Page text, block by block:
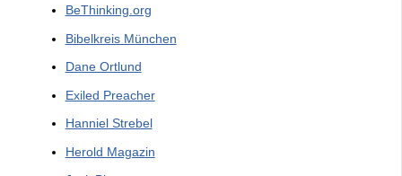
BeThinking.org
Bibelkreis München
Dane Ortlund
Exiled Preacher
Hanniel Strebel
Herold Magazin